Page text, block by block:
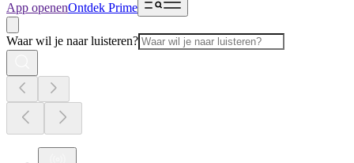
App openenOntdek Prime
Waar wil je naar luisteren?